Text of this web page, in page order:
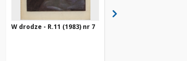
W drodze - R.11 (1983) nr 7